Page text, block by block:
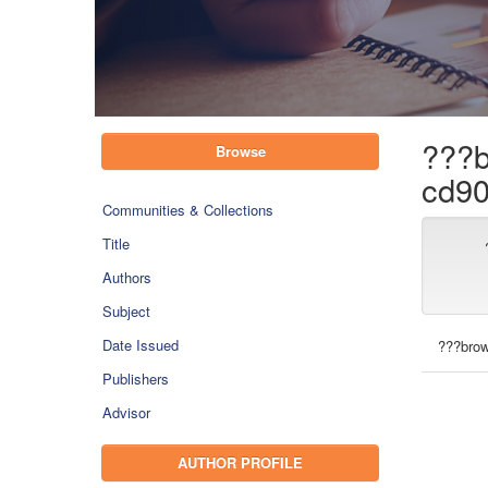
Browse
Communities & Collections
Title
Authors
Subject
Date Issued
Publishers
Advisor
AUTHOR PROFILE